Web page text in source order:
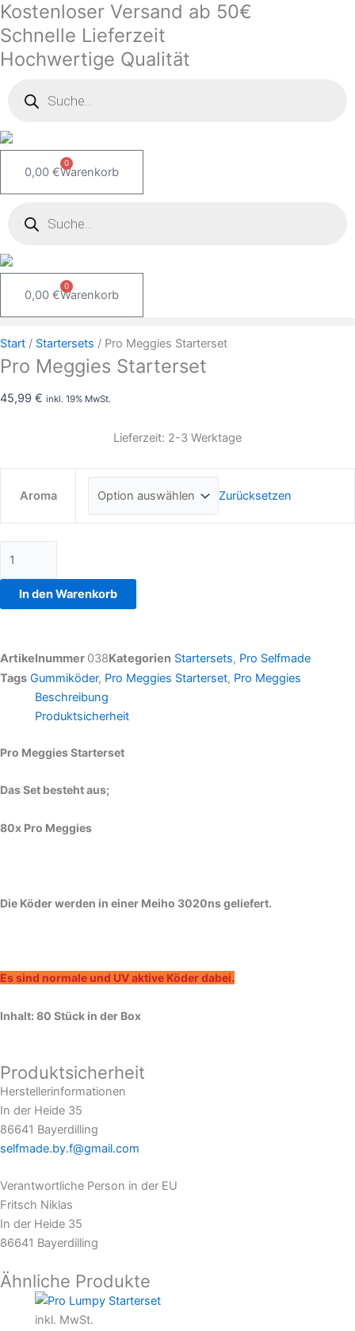
Zum
Inhalt
springen
Kostenloser Versand ab 50€
Schnelle Lieferzeit
Hochwertige Qualität
0,00 €
0
Warenkorb
Products
0,00 €
0
Warenkorb
Start / Startersets / Pro Meggies Starterset
Pro Meggies Starterset
45,99 € inkl. 19% MwSt.
Lieferzeit: 2-3 Werktage
Aroma Zurücksetzen
Pro
Meggies
Starterset
Menge
In den Warenkorb
Artikelnummer 038Kategorien Startersets, Pro Selfmade
Tags Gummiköder, Pro Meggies Starterset, Pro Meggies
Beschreibung
Produktsicherheit
Pro Meggies Starterset
Das Set besteht aus;
80x Pro Meggies
Die Köder werden in einer Meiho 3020ns geliefert.
Es sind normale und UV aktive Köder dabei.
Inhalt: 80 Stück in der Box
Produktsicherheit
Herstellerinformationen
In der Heide 35
86641 Bayerdilling
selfmade.by.f@gmail.com
Verantwortliche Person in der EU
Fritsch Niklas
In der Heide 35
86641 Bayerdilling
Ähnliche Produkte
inkl. MwSt.